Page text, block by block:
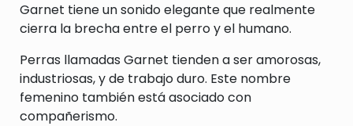
Garnet tiene un sonido elegante que realmente
cierra la brecha entre el perro y el humano.
Perras llamadas Garnet tienden a ser amorosas,
industriosas, y de trabajo duro. Este nombre
femenino también está asociado con
compañerismo.